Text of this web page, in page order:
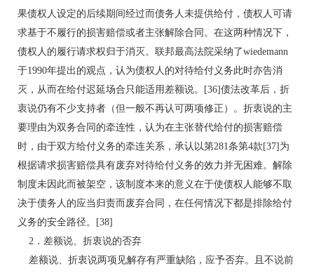
果债权人设定的后续期间经过而债务人未提供给付，债权人可请
求基于不履行的损害赔偿或者主张解除合同。在这两种情况下，
债权人的履行请求权归于消灭。联邦最高法院采纳了wiedemann
于1990年提出的观点，认为债权人的对待给付义务此时亦告消
灭，从而在给付迟延场合只能适用差额说。[36]债法改革后，折
衷说仍有不少支持者（但一般不再认可两项修正）。折衷说的主
要理由为双务合同的牵连性，认为在主张替代给付的损害赔偿
时，由于双方给付义务的牵连关系，承认以第281条第4款[37]为
根据请求损害赔偿具有废弃对待给付义务的效力并无困难。解除
制度未因此而被架空，该制度本来的意义在于使债权人能够不取
决于债务人的应当归责而废弃合同，在任何情况下都是排除给付
义务的安全路径。[38]
2．差额说、折衷说的否弃
差额说、折衷说两项见解存有严重缺陷，应予否弃。且不说前